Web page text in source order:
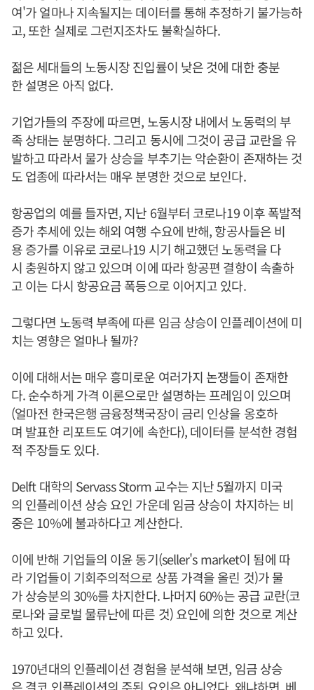
여'가 얼마나 지속될지는 데이터를 통해 추정하기 불가능하
고, 또한 실제로 그런지조차도 불확실하다.
젊은 세대들의 노동시장 진입률이 낮은 것에 대한 충분
한 설명은 아직 없다.
기업가들의 주장에 따르면, 노동시장 내에서 노동력의 부
족 상태는 분명하다. 그리고 동시에 그것이 공급 교란을 유
발하고 따라서 물가 상승을 부추기는 악순환이 존재하는 것
도 업종에 따라서는 매우 분명한 것으로 보인다.
항공업의 예를 들자면, 지난 6월부터 코로나19 이후 폭발적
증가 추세에 있는 해외 여행 수요에 반해, 항공사들은 비
용 증가를 이유로 코로나19 시기 해고했던 노동력을 다
시 충원하지 않고 있으며 이에 따라 항공편 결항이 속출하
고 이는 다시 항공요금 폭등으로 이어지고 있다.
그렇다면 노동력 부족에 따른 임금 상승이 인플레이션에 미
치는 영향은 얼마나 될까?
이에 대해서는 매우 흥미로운 여러가지 논쟁들이 존재한
다. 순수하게 가격 이론으로만 설명하는 프레임이 있으며
(얼마전 한국은행 금융정책국장이 금리 인상을 옹호하
며 발표한 리포트도 여기에 속한다), 데이터를 분석한 경험
적 주장들도 있다.
Delft 대학의 Servass Storm 교수는 지난 5월까지 미국
의 인플레이션 상승 요인 가운데 임금 상승이 차지하는 비
중은 10%에 불과하다고 계산한다.
이에 반해 기업들의 이윤 동기(seller's market이 됨에 따
라 기업들이 기회주의적으로 상품 가격을 올린 것)가 물
가 상승분의 30%를 차지한다. 나머지 60%는 공급 교란(코
로나와 글로벌 물류난에 따른 것) 요인에 의한 것으로 계산
하고 있다.
1970년대의 인플레이션 경험을 분석해 보면, 임금 상승